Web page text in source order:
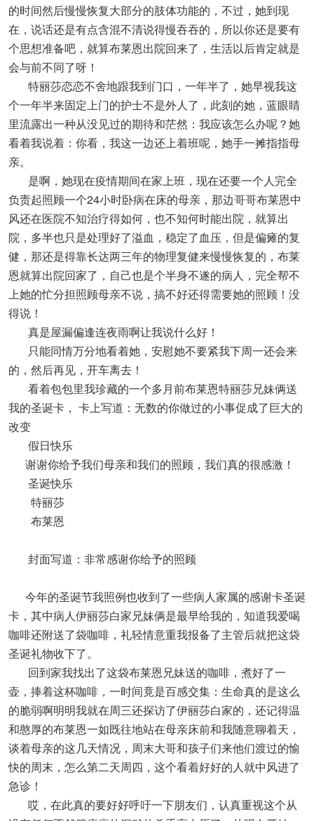
的时间然后慢慢恢复大部分的肢体功能的，不过，她到现
在，说话还是有点含混不清说得慢吞吞的，所以你还是要有
个思想准备吧，就算布莱恩出院回来了，生活以后肯定就是
会与前不同了呀！
特丽莎恋恋不舍地跟我到门口，一年半了，她早视我这
个一年半来固定上门的护士不是外人了，此刻的她，蓝眼睛
里流露出一种从没见过的期待和茫然：我应该怎么办呢？她
看着我说着：你看，我这一边还上着班呢，她手一摊指指母
亲。
是啊，她现在疫情期间在家上班，现在还要一个人完全
负责起照顾一个24小时卧病在床的母亲，那边哥哥布莱恩中
风还在医院不知治疗得如何，也不知何时能出院，就算出
院，多半也只是处理好了溢血，稳定了血压，但是偏瘫的复
健，那还是得靠长达两三年的物理复健来慢慢恢复的，布莱
恩就算出院回家了，自己也是个半身不遂的病人，完全帮不
上她的忙分担照顾母亲不说，搞不好还得需要她的照顾！没
得说！
真是屋漏偏逢连夜雨啊让我说什么好！
只能同情万分地看着她，安慰她不要紧我下周一还会来
的，然后再见，开车离去！
看着包包里我珍藏的一个多月前布莱恩特丽莎兄妹俩送
我的圣诞卡， 卡上写道：无数的你做过的小事促成了巨大的
改变
假日快乐
谢谢你给予我们母亲和我们的照顾，我们真的很感激！
圣诞快乐
特丽莎
布莱恩
封面写道：非常感谢你给予的照顾
今年的圣诞节我照例也收到了一些病人家属的感谢卡圣诞
卡，其中病人伊丽莎白家兄妹俩是最早给我的，知道我爱喝
咖啡还附送了袋咖啡，礼轻情意重我报备了主管后就把这袋
圣诞礼物收下了。
回到家我找出了这袋布莱恩兄妹送的咖啡，煮好了一
壶，捧着这杯咖啡，一时间竟是百感交集：生命真的是这么
的脆弱啊明明我就在周三还探访了伊丽莎白家的，还记得温
和憨厚的布莱恩一如既往地站在母亲床前和我随意聊着天，
谈着母亲的这几天情况，周末大哥和孩子们来他们渡过的愉
快的周末，怎么第二天周四，这个看着好好的人就中风进了
急诊！
哎，在此真的要好好呼吁一下朋友们，认真重视这个从